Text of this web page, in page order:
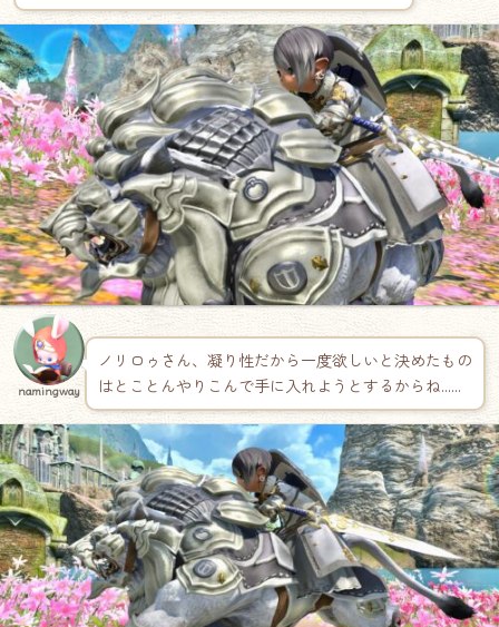
namingway
ノリロゥさん、凝り性だから一度欲しいと決めたもの
はとことんやりこんで手に入れようとするからね……